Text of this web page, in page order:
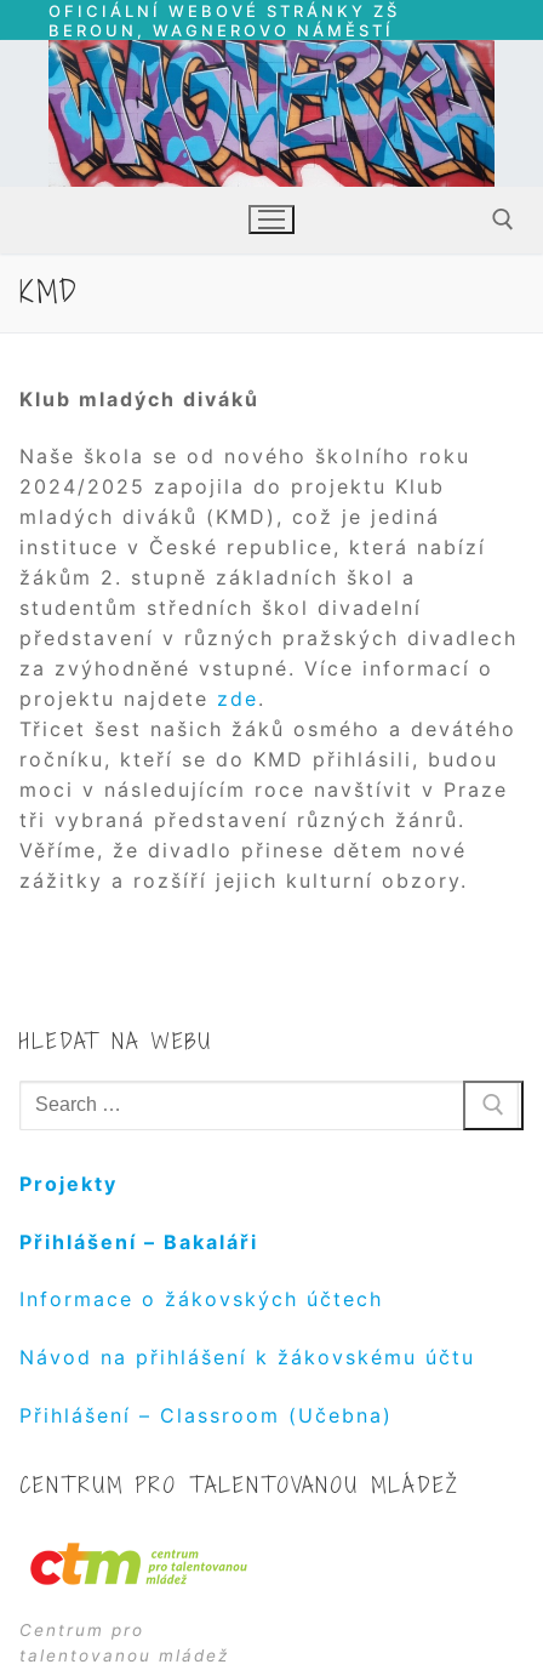
Přeskočit
na
obsah
OFICIÁLNÍ WEBOVÉ STRÁNKY ZŠ
BEROUN, WAGNEROVO NÁMĚSTÍ
KMD
Klub mladých diváků
Naše škola se od nového školního roku
2024/2025 zapojila do projektu Klub
mladých diváků (KMD), což je jediná
instituce v České republice, která nabízí
žákům 2. stupně základních škol a
studentům středních škol divadelní
představení v různých pražských divadlech
za zvýhodněné vstupné. Více informací o
projektu najdete zde.
Třicet šest našich žáků osmého a devátého
ročníku, kteří se do KMD přihlásili, budou
moci v následujícím roce navštívit v Praze
tři vybraná představení různých žánrů.
Věříme, že divadlo přinese dětem nové
zážitky a rozšíří jejich kulturní obzory.
HLEDAT NA WEBU
Hledat:
Projekty
Přihlášení – Bakaláři
Informace o žákovských účtech
Návod na přihlášení k žákovskému účtu
Přihlášení – Classroom (Učebna)
CENTRUM PRO TALENTOVANOU MLÁDEŽ
Centrum pro
talentovanou mládež